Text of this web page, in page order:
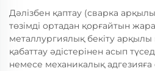
Дәлізбен қаптау (сварка
төзімді ортадан қорғайтын
металлургиялық бекіту арқылы
қабаттау әдістерінен асып
немесе механикалық